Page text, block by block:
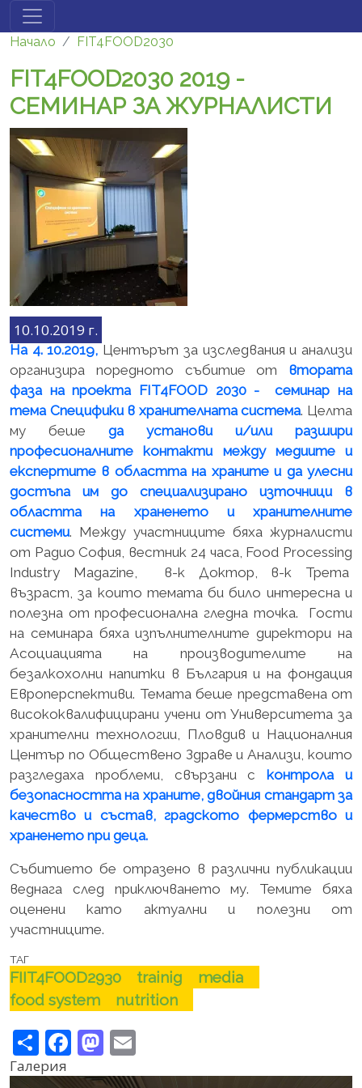
Премини към основното съдържание
Начало FIT4FOOD2030
FIT4FOOD2030 2019 -
СЕМИНАР ЗА ЖУРНАЛИСТИ
10.10.2019 г.
На 4. 10.2019, Центърът за изследвания и анализи
организира поредното събитие от втората
фаза на проекта FIT4FOOD 2030 - семинар на
тема Специфики в хранителната система. Целта
му беше да установи и/или разшири
професионалните контакти между медиите и
експертите в областта на храните и да улесни
достъпа им до специализирано източници в
областта на храненето и хранителните
системи. Между участниците бяха журналисти
от Радио София, вестник 24 часа, Food Processing
Industry Magazine, в-к Доктор, в-к Трета
възраст, за които темата би било интересна и
полезна от професионална гледна точка. Гости
на семинара бяха изпълнителните директори на
Асоциацията на производителите на
безалкохолни напитки в България и на фондация
Европерспективи. Темата беше представена от
висококвалифицирани учени от Университета за
хранителни технологии, Пловдив и Националния
Център по Обществено Здраве и Анализи, които
разгледаха проблеми, свързани с контрола и
безопасността на храните, двойния стандарт за
качество и състав, градското фермерство и
храненето при деца.
Събитието бе отразено в различни публикации
веднага след приключването му. Темите бяха
оценени като актуални и полезни от
участниците.
ТАГ
FIIT4FOOD2930 trainig
media
food system
nutrition
ShareFacebook
Mastodon
Галерия